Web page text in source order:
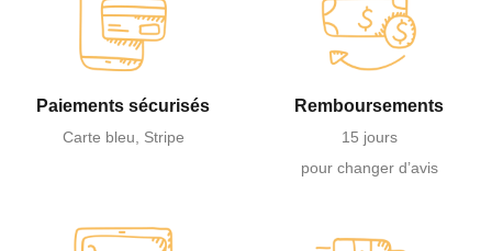
Paiements sécurisés
Carte bleu, Stripe
Remboursements
15 jours
pour changer d’avis